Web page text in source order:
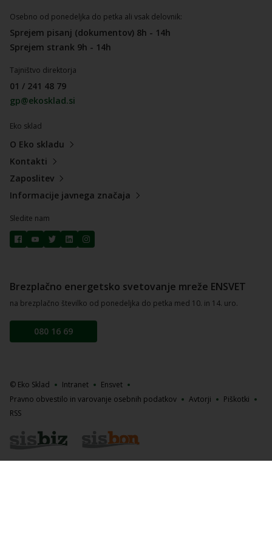
Osebno od ponedeljka do petka ali vsak delovnik:
Sprejem pisanj (dokumentov) 8h - 14h
Sprejem strank 9h - 14h
Tajništvo direktorja
01 / 241 48 79
gp@ekosklad.si
Eko sklad
O Eko skladu
Kontakti
Zaposlitev
Informacije javnega značaja
Sledite nam
Brezplačno energetsko svetovanje mreže ENSVET
na brezplačno številko od ponedeljka do petka med 10. in 14. uro.
080 16 69
© Eko Sklad Intranet
Ensvet
Pravno obvestilo in varovanje osebnih podatkov
Avtorji
Piškotki
RSS